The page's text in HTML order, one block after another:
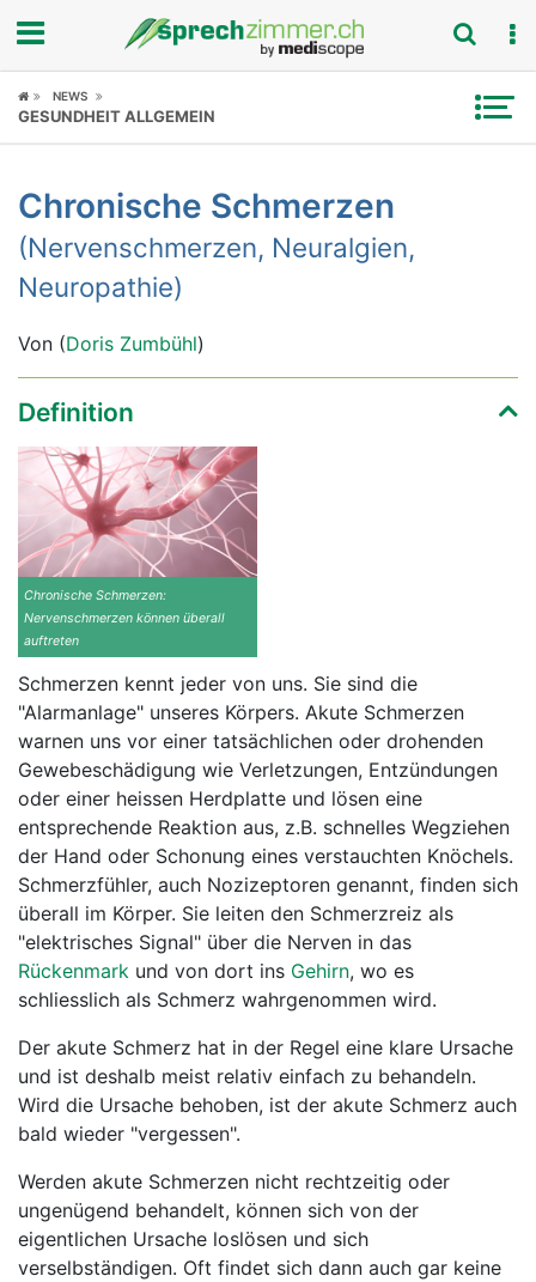
Fokus
Symptome
Untersuchungen
News
Ratgeber
Rubriken
NEWS
GESUNDHEIT ALLGEMEIN
Chronische Schmerzen
(Nervenschmerzen, Neuralgien,
Neuropathie)
Von (Doris Zumbühl)
Definition
Chronische Schmerzen:
Nervenschmerzen können überall
auftreten
Schmerzen kennt jeder von uns. Sie sind die
"Alarmanlage" unseres Körpers. Akute Schmerzen
warnen uns vor einer tatsächlichen oder drohenden
Gewebeschädigung wie Verletzungen, Entzündungen
oder einer heissen Herdplatte und lösen eine
entsprechende Reaktion aus, z.B. schnelles Wegziehen
der Hand oder Schonung eines verstauchten Knöchels.
Schmerzfühler, auch Nozizeptoren genannt, finden sich
überall im Körper. Sie leiten den Schmerzreiz als
"elektrisches Signal" über die Nerven in das
Rückenmark und von dort ins Gehirn, wo es
schliesslich als Schmerz wahrgenommen wird.
Der akute Schmerz hat in der Regel eine klare Ursache
und ist deshalb meist relativ einfach zu behandeln.
Wird die Ursache behoben, ist der akute Schmerz auch
bald wieder "vergessen".
Werden akute Schmerzen nicht rechtzeitig oder
ungenügend behandelt, können sich von der
eigentlichen Ursache loslösen und sich
verselbständigen. Oft findet sich dann auch gar keine